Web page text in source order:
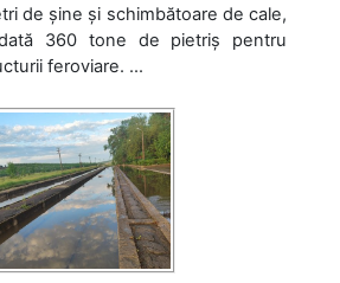
de șine și schimbătoare de cale,
360 tone de pietriș pentru
feroviare. ...